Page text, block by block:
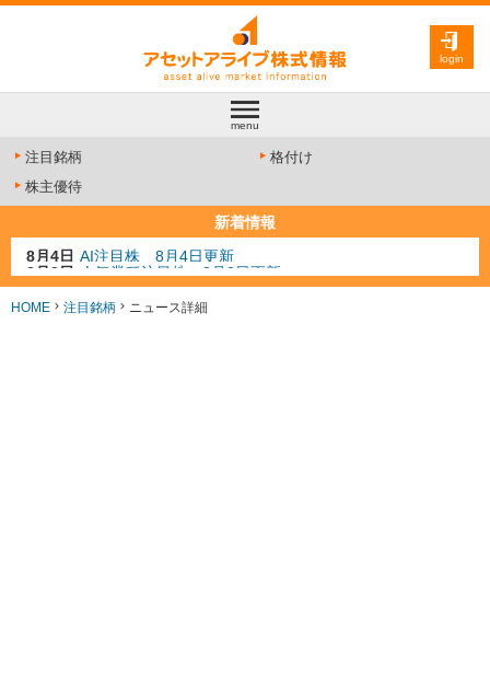
login
menu
注目銘柄
格付け
株主優待
新着情報
8月3日 人気業種注目株 8月3日更新
8月2日 金融注目株 8月2日更新
7月29日 日経225シグナル点灯
HOME 注目銘柄 ニュース詳細